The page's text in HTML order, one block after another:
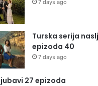
7 days ago
Turska serija
epizoda 40
7 days ago
27 epizoda